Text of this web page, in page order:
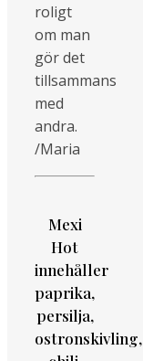
roligt
om man
gör det
tillsammans
med
andra.
/Maria
Mexi
Hot
innehåller
paprika,
persilja,
ostronskivling,